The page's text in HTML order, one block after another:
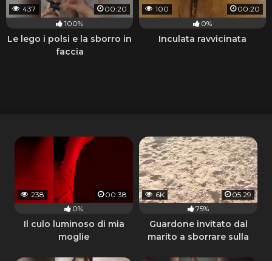
437
00:20
100%
Le lego i polsi e la sborro in
faccia
100
00:20
0%
Inculata ravvicinata
238
00:38
0%
Il culo luminoso di mia
moglie
6K
05:29
75%
Guardone invitato dal
marito a sborrare sulla